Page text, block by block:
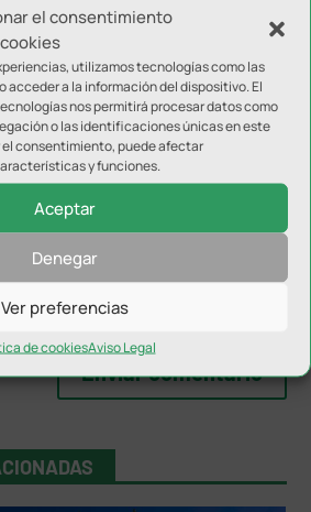
el consentimiento
utilizamos tecnologías como las
acceder a la información del dispositivo. El
nos permitirá procesar datos como
o las identificaciones únicas en este
consentimiento, puede afectar
y funciones.
Aceptar
Denegar
Ver preferencias
de cookiesAviso Legal